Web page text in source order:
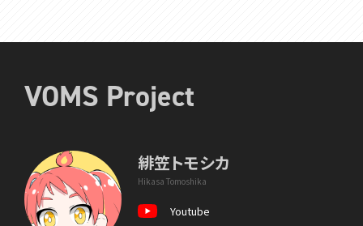
VOMS Project
緋笠トモシカ
Hikasa Tomoshika
Youtube